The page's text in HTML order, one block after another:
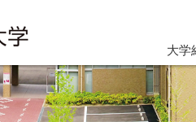
大学